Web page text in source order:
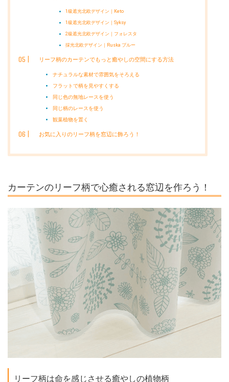
1級遮光北欧デザイン｜Keto
1級遮光北欧デザイン｜Syksy
2級遮光北欧デザイン｜フォレスタ
採光北欧デザイン｜Ruska ブルー
リーフ柄のカーテンでもっと癒やしの空間にする方法
ナチュラルな素材で雰囲気をそろえる
フラットで柄を見やすくする
同じ色の無地レースを使う
同じ柄のレースを使う
観葉植物を置く
お気に入りのリーフ柄を窓辺に飾ろう！
カーテンのリーフ柄で心癒される窓辺を作ろう！
リーフ柄は命を感じさせる癒やしの植物柄